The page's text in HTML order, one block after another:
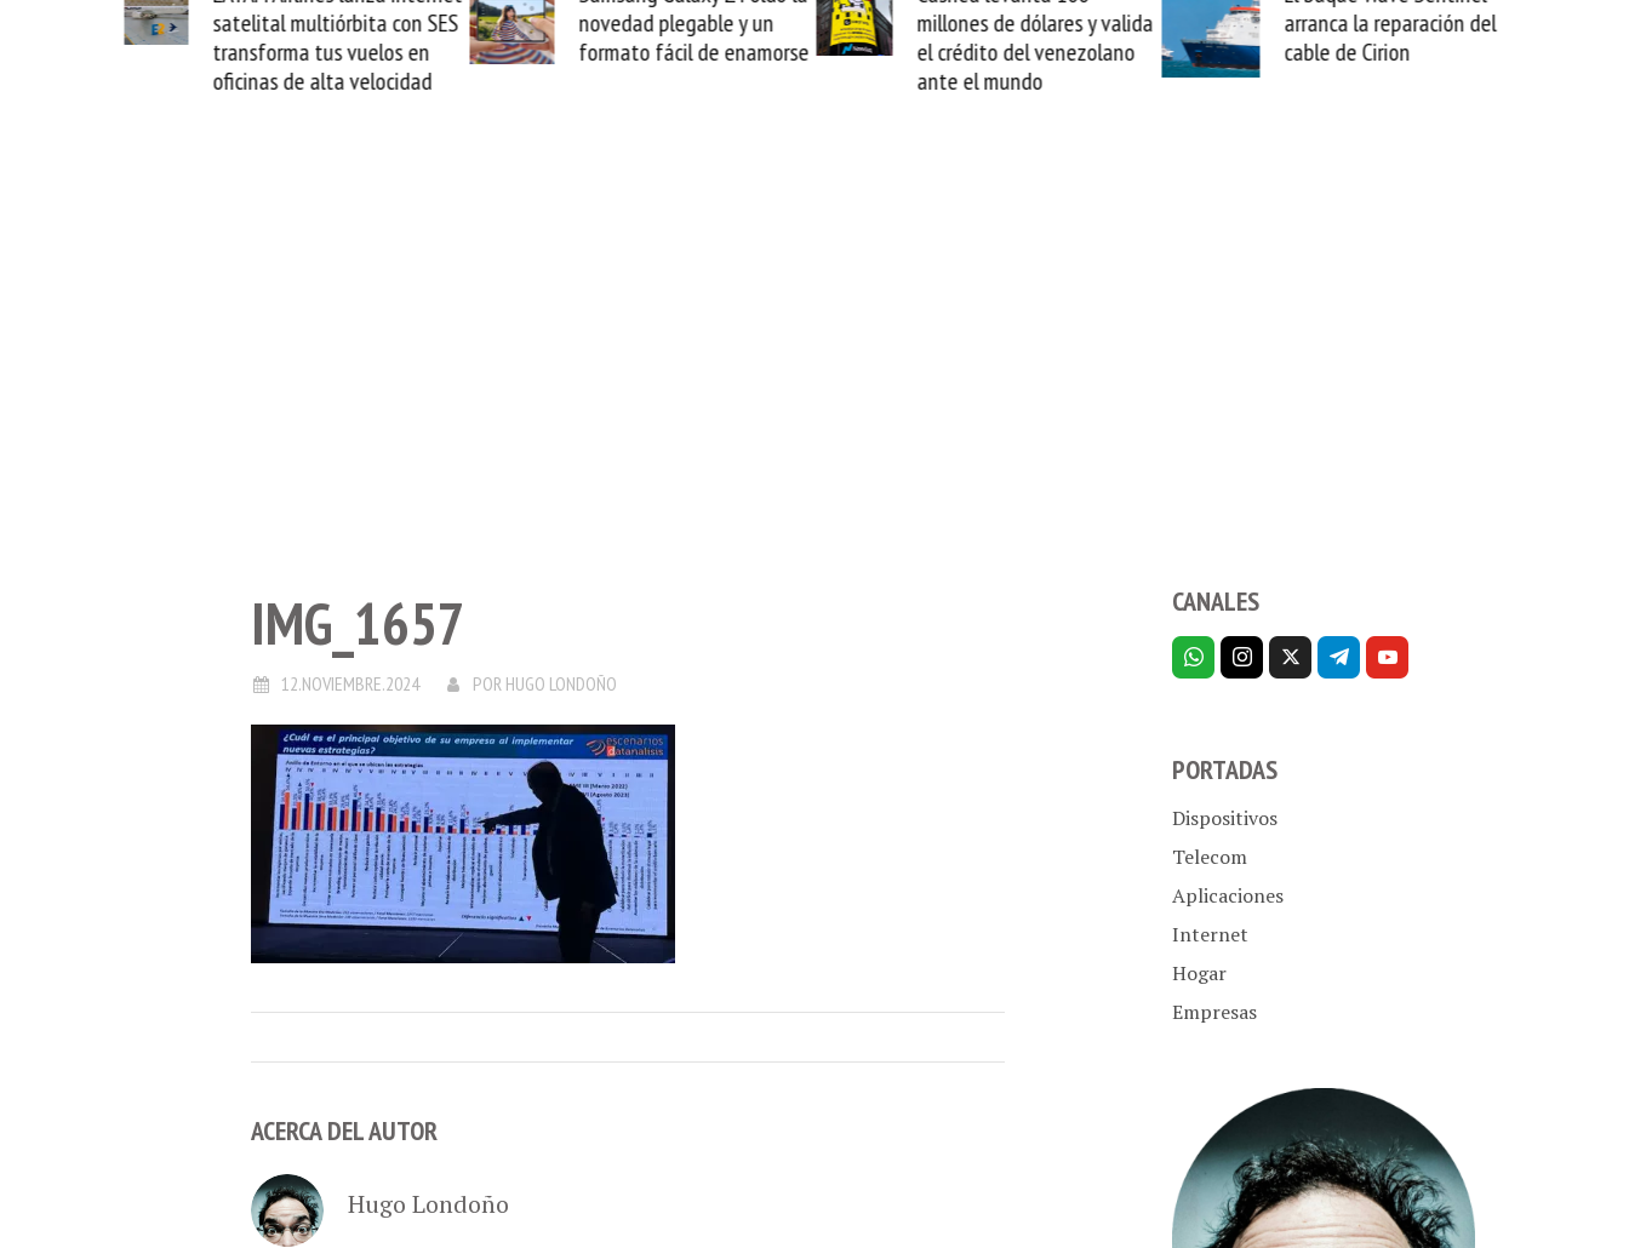
satelital multiórbita con SES
transforma tus vuelos en
oficinas de alta velocidad
novedad plegable y un
formato fácil de enamorse
millones de dólares y valida
el crédito del venezolano
ante el mundo
arranca la reparación del
cable de Cirion
IMG_1657
12.NOVIEMBRE.2024 POR HUGO LONDOÑO
ACERCA DEL AUTOR
Hugo Londoño
CANALES
PORTADAS
Dispositivos
Telecom
Aplicaciones
Internet
Hogar
Empresas